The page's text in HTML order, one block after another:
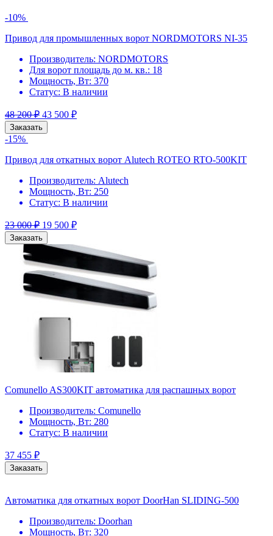
-10%
Привод для промышленных ворот NORDMOTORS NI-35
Производитель: NORDMOTORS
Для ворот площадь до м. кв.: 18
Мощность, Вт: 370
Статус: В наличии
48 200₽ 43 500 ₽
Заказать
-15%
Привод для откатных ворот Alutech ROTEO RTO-500KIT
Производитель: Alutech
Мощность, Вт: 250
Статус: В наличии
23 000₽ 19 500 ₽
Заказать
Comunello AS300KIT автоматика для распашных ворот
Производитель: Comunello
Мощность, Вт: 280
Статус: В наличии
37 455 ₽
Заказать
Автоматика для откатных ворот DoorHan SLIDING-500
Производитель: Doorhan
Мощность, Вт: 320